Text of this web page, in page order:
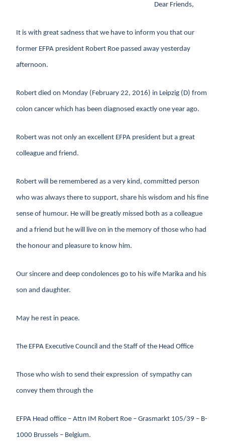
Dear Friends,
It is with great sadness that we have to inform you that our
former EFPA president Robert Roe passed away yesterday
afternoon.
Robert died on Monday (February 22, 2016) in Leipzig (D) from
colon cancer which has been diagnosed exactly one year ago.
Robert was not only an excellent EFPA president but a great
colleague and friend.
Robert will be remembered as a very kind, committed person
who was always there to support, share his wisdom and his fine
sense of humour. He will be greatly missed both as a colleague
and a friend but he will live on in the memory of those who had
the honour and pleasure to know him.
Our sincere and deep condolences go to his wife Marika and his
son and daughter.
May he rest in peace.
The EFPA Executive Council and the Staff of the Head Office
Those who wish to send their expression of sympathy can
convey them through the
EFPA Head office – Attn IM Robert Roe – Grasmarkt 105/39 – B-
1000 Brussels – Belgium.